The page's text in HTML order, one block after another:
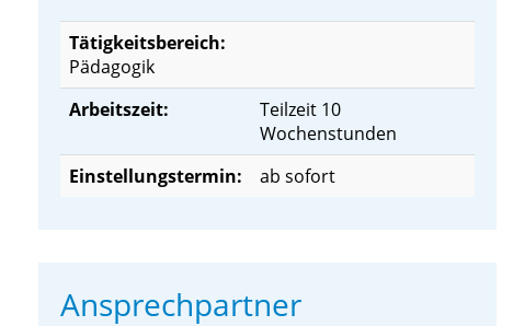
Tätigkeitsbereich:
Pädagogik
Arbeitszeit:
Teilzeit 10
Wochenstunden
Einstellungstermin:
ab sofort
Ansprechpartner